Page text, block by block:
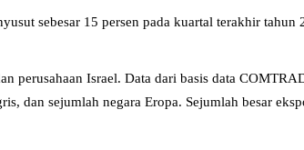
sebesar 15 persen pada kuartal terakhir tahun
perusahaan Israel. Data dari basis data
dan sejumlah negara Eropa. Sejumlah besar